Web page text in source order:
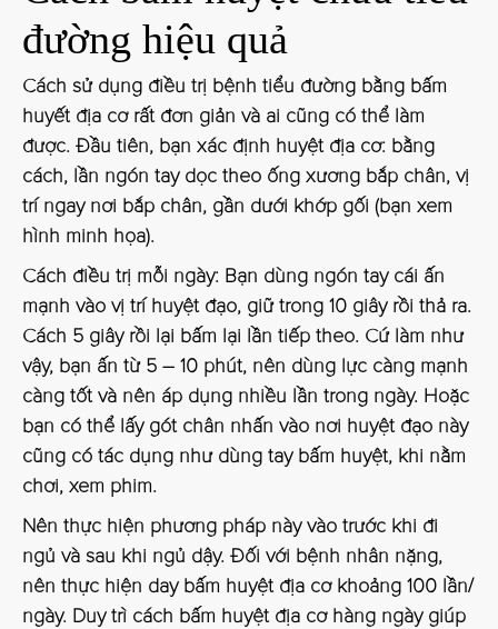
đường hiệu quả
Cách sử dụng điều trị bệnh tiểu đường bằng bấm
huyết địa cơ rất đơn giản và ai cũng có thể làm
được. Đầu tiên, bạn xác định huyệt địa cơ: bằng
cách, lần ngón tay dọc theo ống xương bắp chân, vị
trí ngay nơi bắp chân, gần dưới khớp gối (bạn xem
hình minh họa).
Cách điều trị mỗi ngày: Bạn dùng ngón tay cái ấn
mạnh vào vị trí huyệt đạo, giữ trong 10 giây rồi thả ra.
Cách 5 giây rồi lại bấm lại lần tiếp theo. Cứ làm như
vậy, bạn ấn từ 5 – 10 phút, nên dùng lực càng mạnh
càng tốt và nên áp dụng nhiều lần trong ngày. Hoặc
bạn có thể lấy gót chân nhấn vào nơi huyệt đạo này
cũng có tác dụng như dùng tay bấm huyệt, khi nằm
chơi, xem phim.
Nên thực hiện phương pháp này vào trước khi đi
ngủ và sau khi ngủ dậy. Đối với bệnh nhân nặng,
nên thực hiện day bấm huyệt địa cơ khoảng 100 lần/
ngày. Duy trì cách bấm huyệt địa cơ hàng ngày giúp